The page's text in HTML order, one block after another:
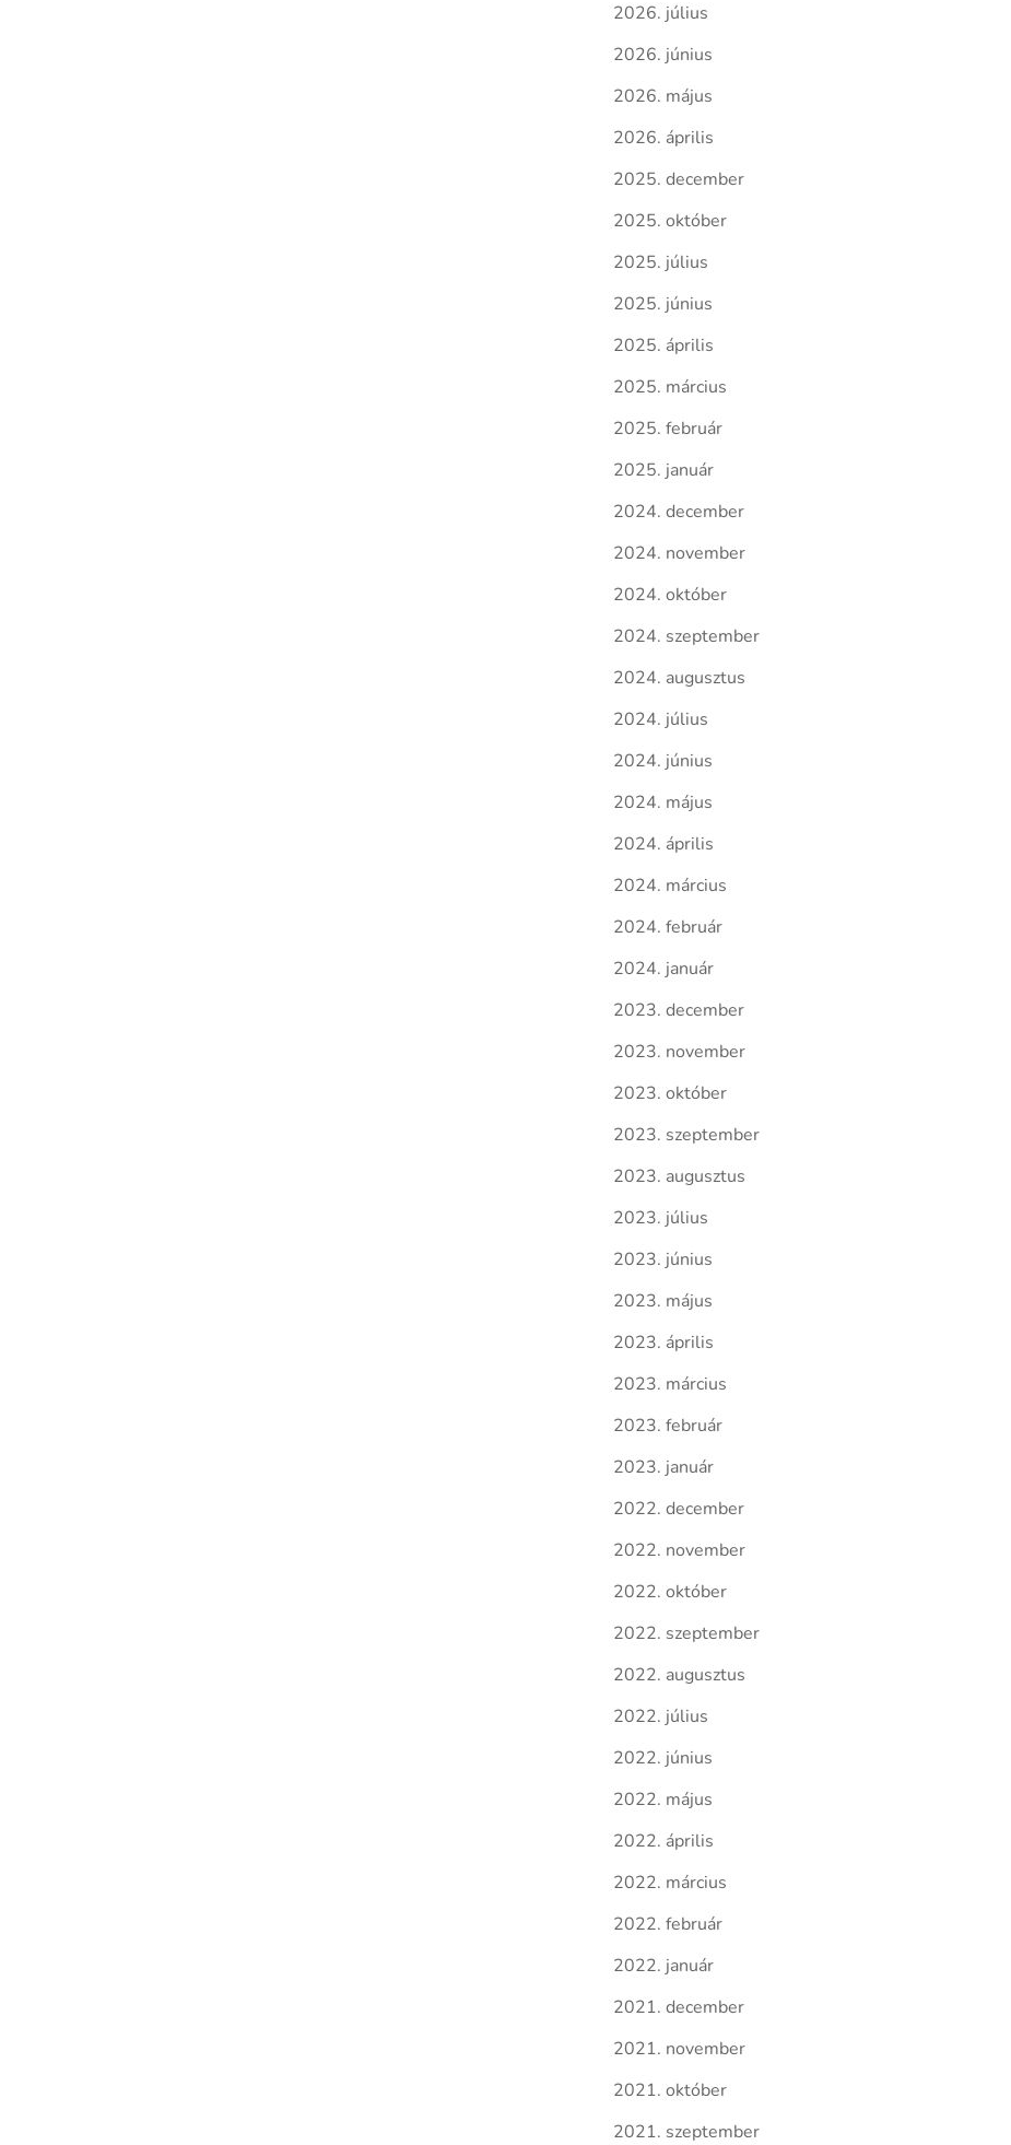
2026. július
2026. június
2026. május
2026. április
2025. december
2025. október
2025. július
2025. június
2025. április
2025. március
2025. február
2025. január
2024. december
2024. november
2024. október
2024. szeptember
2024. augusztus
2024. július
2024. június
2024. május
2024. április
2024. március
2024. február
2024. január
2023. december
2023. november
2023. október
2023. szeptember
2023. augusztus
2023. július
2023. június
2023. május
2023. április
2023. március
2023. február
2023. január
2022. december
2022. november
2022. október
2022. szeptember
2022. augusztus
2022. július
2022. június
2022. május
2022. április
2022. március
2022. február
2022. január
2021. december
2021. november
2021. október
2021. szeptember